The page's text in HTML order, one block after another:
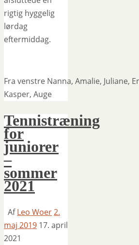
rigtig hyggelig
lørdag
eftermiddag.
Fra venstre Nanna, Amalie, Juliane,
Kasper, Auge
Tennistræning
for
juniorer
–
sommer
2021
AfLeo Woer2.
maj 2019 17. april
2021